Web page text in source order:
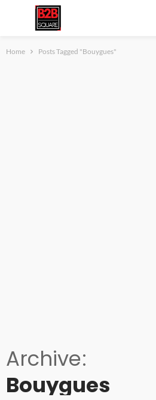
Home Posts Tagged "Bouygues"
Archive
Bouygues